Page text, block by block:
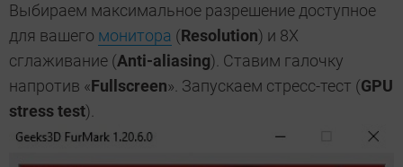
Выбираем максимальное разрешение доступное
для вашего монитора (Resolution) и 8Х
сглаживание (Anti-aliasing). Ставим галочку
напротив «Fullscreen». Запускаем стресс-тест (GPU
stress test).